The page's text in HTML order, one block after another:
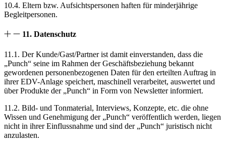
10.4. Eltern bzw. Aufsichtspersonen haften für minderjährige
Begleitpersonen.
11. Datenschutz
11.1. Der Kunde/Gast/Partner ist damit einverstanden, dass die
„Punch“ seine im Rahmen der Geschäftsbeziehung bekannt
gewordenen personenbezogenen Daten für den erteilten Auftrag in
ihrer EDV-Anlage speichert, maschinell verarbeitet, auswertet und
über Produkte der „Punch“ in Form von Newsletter informiert.
11.2. Bild- und Tonmaterial, Interviews, Konzepte, etc. die ohne
Wissen und Genehmigung der „Punch“ veröffentlich werden, liegen
nicht in ihrer Einflussnahme und sind der „Punch“ juristisch nicht
anzulasten.